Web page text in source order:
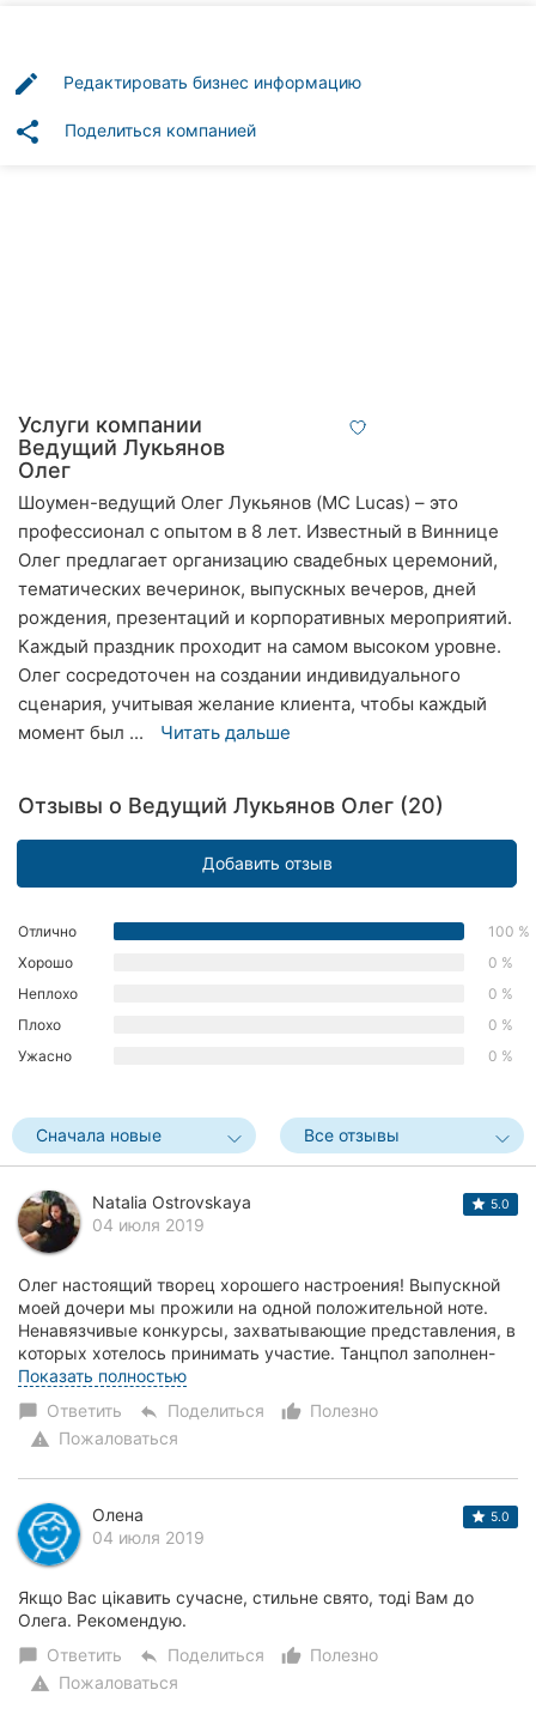
рубрики
Тернополь
Хмельницкий
Ровно
Одесса
Киев
Запорожье
Кривой
Рог
Полтава
Чернигов
Черкассы
Черновцы
Сумы
Ивано-
Франковск
Луцк
Ужгород
edit Редактировать бизнес информацию
share Поделиться компанией
Услуги компании
Ведущий Лукьянов
Олег
Шоумен-ведущий Олег Лукьянов (MC Lucas) – это
профессионал с опытом в 8 лет. Известный в Виннице
Олег предлагает организацию свадебных церемоний,
тематических вечеринок, выпускных вечеров, дней
рождения, презентаций и корпоративных мероприятий.
Каждый праздник проходит на самом высоком уровне.
Олег сосредоточен на создании индивидуального
сценария, учитывая желание клиента, чтобы каждый
момент был ...
Читать дальше
Отзывы о Ведущий Лукьянов Олег (20)
Добавить отзыв
Отлично
100 %
Хорошо
0 %
Неплохо
0 %
Плохо
0 %
Ужасно
0 %
Сначала новые Все отзывы
Natalia Ostrovskaya
04 июля 2019
5.0
Олег настоящий творец хорошего настроения! Выпускной
моей дочери мы прожили на одной положительной ноте.
Ненавязчивые конкурсы, захватывающие представления, в
которых хотелось принимать участие. Танцпол заполнен-
потому что Олег так здорово всех обье...
Показать полностью
chat_bubble Ответить reply Поделиться thumb_up_alt
Полезно
warning Пожаловаться
Олена
04 июля 2019
5.0
Якщо Вас цікавить сучасне, стильне свято, тоді Вам до
Олега. Рекомендую.
chat_bubble Ответить reply Поделиться thumb_up_alt
Полезно
warning Пожаловаться